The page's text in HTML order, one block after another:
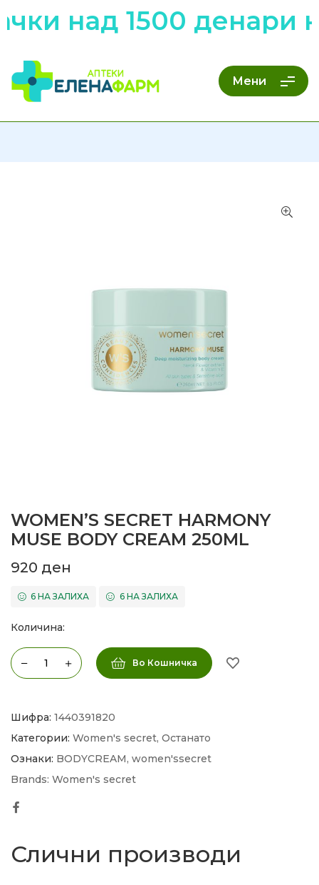
над 1500 денари
Мени
WOMEN’S SECRET HARMONY
MUSE BODY CREAM 250ML
920 ден
6 НА ЗАЛИХА 6 НА ЗАЛИХА
Количина:
Во Кошничка
Шифра: 1440391820
Категории: Women's secret, Останато
Ознаки: BODYCREAM, women'ssecret
Brands: Women's secret
Слични производи